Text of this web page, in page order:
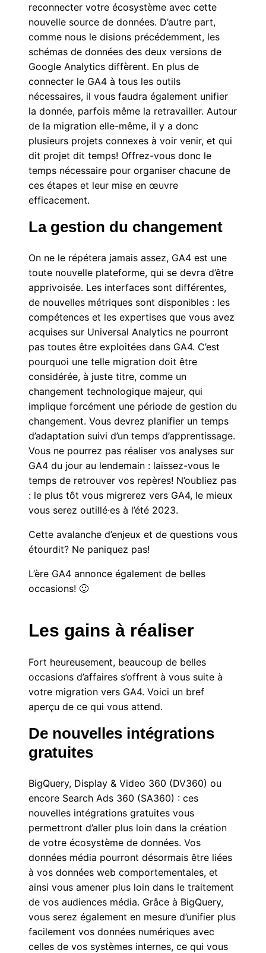
reconnecter votre écosystème avec cette
nouvelle source de données. D’autre part,
comme nous le disions précédemment, les
schémas de données des deux versions de
Google Analytics diffèrent. En plus de
connecter le GA4 à tous les outils
nécessaires, il vous faudra également unifier
la donnée, parfois même la retravailler. Autour
de la migration elle-même, il y a donc
plusieurs projets connexes à voir venir, et qui
dit projet dit temps! Offrez-vous donc le
temps nécessaire pour organiser chacune de
ces étapes et leur mise en œuvre
efficacement.
La gestion du changement
On ne le répétera jamais assez, GA4 est une
toute nouvelle plateforme, qui se devra d’être
apprivoisée. Les interfaces sont différentes,
de nouvelles métriques sont disponibles : les
compétences et les expertises que vous avez
acquises sur Universal Analytics ne pourront
pas toutes être exploitées dans GA4. C’est
pourquoi une telle migration doit être
considérée, à juste titre, comme un
changement technologique majeur, qui
implique forcément une période de gestion du
changement. Vous devrez planifier un temps
d’adaptation suivi d’un temps d’apprentissage.
Vous ne pourrez pas réaliser vos analyses sur
GA4 du jour au lendemain : laissez-vous le
temps de retrouver vos repères! N’oubliez pas
: le plus tôt vous migrerez vers GA4, le mieux
vous serez outillé·es à l’été 2023.
Cette avalanche d’enjeux et de questions vous
étourdit? Ne paniquez pas!
L’ère GA4 annonce également de belles
occasions! 🙂
Les gains à réaliser
Fort heureusement, beaucoup de belles
occasions d’affaires s’offrent à vous suite à
votre migration vers GA4. Voici un bref
aperçu de ce qui vous attend.
De nouvelles intégrations
gratuites
BigQuery, Display & Video 360 (DV360) ou
encore Search Ads 360 (SA360) : ces
nouvelles intégrations gratuites vous
permettront d’aller plus loin dans la création
de votre écosystème de données. Vos
données média pourront désormais être liées
à vos données web comportementales, et
ainsi vous amener plus loin dans le traitement
de vos audiences média. Grâce à BigQuery,
vous serez également en mesure d’unifier plus
facilement vos données numériques avec
celles de vos systèmes internes, ce qui vous